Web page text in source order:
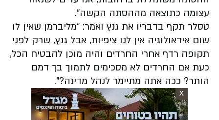
עצומה כתוצאה מההסתה הקשה".
טסלר תקף בדבריו את גנץ ואמר: "מליברמן שאין לו
שום אידאולוגיה אין לנו ציפיות, אבל גנץ, שרק לפני
תקופה רדף אחרי החרדים והיה מוכן להבטיח הכל,
כעת אם החרדים לא מסכימים לתמוך בך דמם
הותר? ככה אתה מתיימר לנהל מדינה?".
X